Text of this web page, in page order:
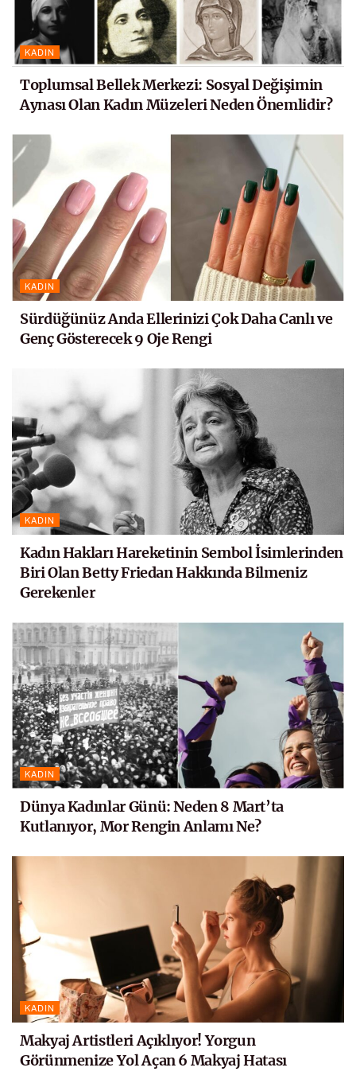
KADIN
Toplumsal Bellek Merkezi: Sosyal Değişimin
Aynası Olan Kadın Müzeleri Neden Önemlidir?
KADIN
Sürdüğünüz Anda Ellerinizi Çok Daha Canlı ve
Genç Gösterecek 9 Oje Rengi
KADIN
Kadın Hakları Hareketinin Sembol İsimlerinden
Biri Olan Betty Friedan Hakkında Bilmeniz
Gerekenler
KADIN
Dünya Kadınlar Günü: Neden 8 Mart’ta
Kutlanıyor, Mor Rengin Anlamı Ne?
KADIN
Makyaj Artistleri Açıklıyor! Yorgun
Görünmenize Yol Açan 6 Makyaj Hatası